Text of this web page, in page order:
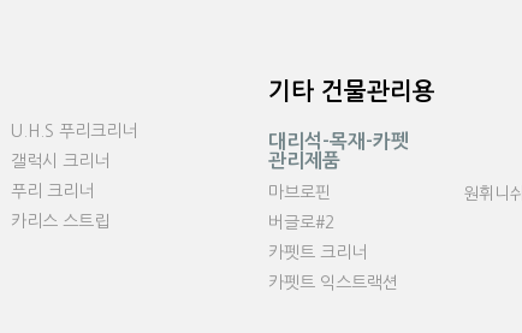
U.H.S 푸리크리너
갤럭시 크리너
푸리 크리너
카리스 스트립
기타 건물관리용
대리석-목재-카펫
관리제품
마브로핀
버글로#2
카펫트 크리너
카펫트 익스트랙션
원휘니쉬